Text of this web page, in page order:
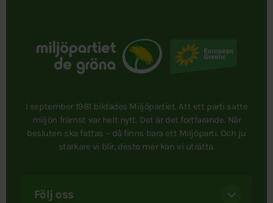
I september 1981 bildades Miljöpartiet. Att ett parti satte
miljön främst var helt nytt. Det är det fortfarande. När
besluten ska fattas – då finns bara ett Miljöparti. Och ju
starkare vi blir, desto mer kan vi uträtta.
Följ oss